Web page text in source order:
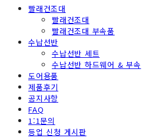
빨래건조대
빨래건조대
빨래건조대 부속품
수납선반
수납선반 세트
수납선반 하드웨어 & 부속
도어용품
제품후기
공지사항
FAQ
1:1문의
등업 신청 게시판